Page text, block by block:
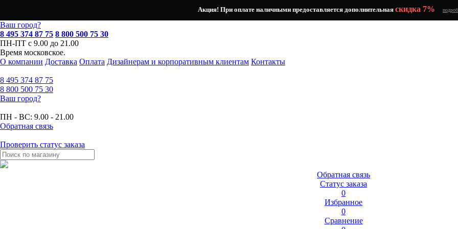
Акция! При оплате наличными предоставляется дополнительная скидка 7%
Ваш город?
8 495 374 87 75 8 800 500 75 30
ПН-ПТ с 9.00 до 21.00
Время московское.
О компании Доставка Оплата Дизайнерам и корпоративным клиентам Контакты
8 495 374 87 75
8 800 500 75 30
Ваш город?
ПН - ВС: 9.00 - 21.00
Обратная связь
Проверить статус заказа
Обратная связь
Статус заказа
0
Избранное
0
Сравнение